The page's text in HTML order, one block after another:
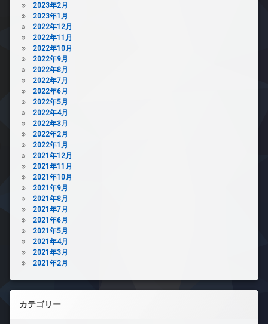
2023年2月
2023年1月
2022年12月
2022年11月
2022年10月
2022年9月
2022年8月
2022年7月
2022年6月
2022年5月
2022年4月
2022年3月
2022年2月
2022年1月
2021年12月
2021年11月
2021年10月
2021年9月
2021年8月
2021年7月
2021年6月
2021年5月
2021年4月
2021年3月
2021年2月
カテゴリー